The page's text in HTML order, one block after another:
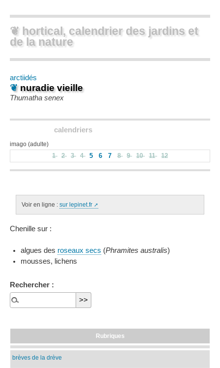
❦ hortical, calendrier des jardins et
de la nature
arctiidés
❦ nuradie vieille
Thumatha senex
calendriers
imago (adulte)
1 2 3 4 5 6 7 8 9 10 11 12
Voir en ligne : sur lepinet.fr
Chenille sur :
algues des roseaux secs (Phramites australis)
mousses, lichens
Rechercher :
Rubriques
brèves de la drève